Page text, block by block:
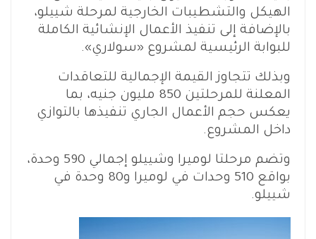
الهيكل والتشطيبات الخارجية لمرحلة شييلو،
بالإضافة إلى تنفيذ الأعمال الإنشائية الكاملة
للبوابة الرئيسية لمشروع «سولاري».
وبذلك تتجاوز القيمة الإجمالية للتعاقدات
المعلنة للمرحلتين 850 مليون جنيه، بما
يعكس حجم الأعمال الجاري تنفيذها بالتوازي
داخل المشروع.
وتضم مرحلتا لوميرا وشييلو إجمالي 590 وحدة،
بواقع 510 وحدات في لوميرا و80 وحدة في
شييلو.